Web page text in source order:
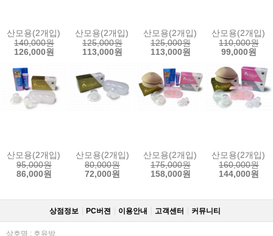
산모용(2개입) + 교정용h(2개입) + 유두크림 + 보조패드
140,000원
126,000원
산모용(2개입) + 교정용h(2개입) + 보조패드
125,000원
113,000원
산모용(2개입) + 교정용h(2개입)
125,000원
113,000원
산모용(2개입)
110,000원
99,000원
산모용(2개입) + 유두크림
95,000원
86,000원
산모용(2개입)
80,000원
72,000원
산모용(2개입) + 교정용h(2개입)
175,000원
158,000원
산모용(2개입)
160,000원
144,000원
상점정보 PC버젼 이용안내 고객센터 커뮤니티
상호명 : 호유방